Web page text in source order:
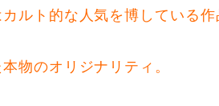
ルト的な人気を博している作
物のオリジナリティ。